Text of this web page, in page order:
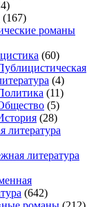
(167)
романы
(60)
(4)
(11)
(5)
(28)
литература
литература
(642)